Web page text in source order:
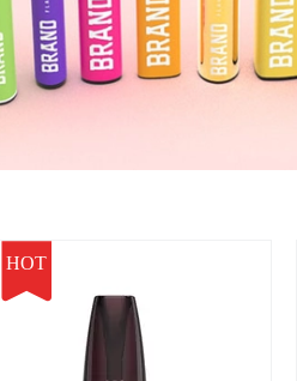
HOT